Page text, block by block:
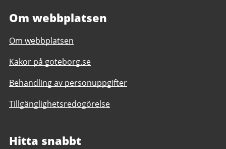
Om webbplatsen
Om webbplatsen
Kakor på goteborg.se
Behandling av personuppgifter
Tillgänglighetsredogörelse
Hitta snabbt